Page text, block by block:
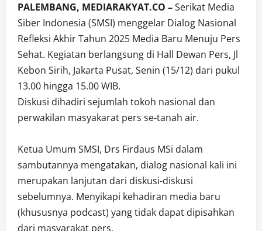
PALEMBANG, MEDIARAKYAT.CO –Serikat Media
Siber Indonesia (SMSI) menggelar Dialog Nasional
Refleksi Akhir Tahun 2025 Media Baru Menuju Pers
Sehat. Kegiatan berlangsung di Hall Dewan Pers, Jl
Kebon Sirih, Jakarta Pusat, Senin (15/12) dari pukul
13.00 hingga 15.00 WIB.
Diskusi dihadiri sejumlah tokoh nasional dan
perwakilan masyakarat pers se-tanah air.
Ketua Umum SMSI, Drs Firdaus MSi dalam
sambutannya mengatakan, dialog nasional kali ini
merupakan lanjutan dari diskusi-diskusi
sebelumnya. Menyikapi kehadiran media baru
(khususnya podcast) yang tidak dapat dipisahkan
dari masyarakat pers.